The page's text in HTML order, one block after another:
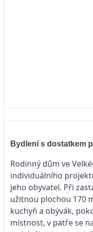
Bydlení s dostatkem
Rodinný dům ve
individuálního
jeho obyvatel. Při
užitnou plochou 170
kuchyň a obývák,
místnost, v patře se